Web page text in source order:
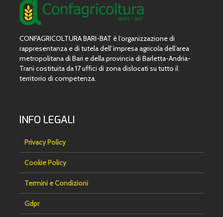
CONFAGRICOLTURA BARI-BAT è l’organizzazione di
rappresentanza e di tutela dell’impresa agricola dell’area
metropolitana di Bari e della provincia di Barletta-Andria-
Trani costituita da 17 uffici di zona dislocati su tutto il
territorio di competenza.
INFO LEGALI
Privacy Policy
Cookie Policy
Termini e Condizioni
Gdpr